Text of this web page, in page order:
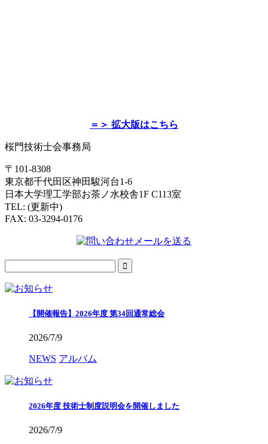
＝＞ 拡大版はこちら
桜門技術士会事務局
〒101-8308
東京都千代田区神田駿河台1-6
日本大学理工学部お茶ノ水校舎1F C113室
TEL: (更新中)
FAX: 03-3294-0176
【開催報告】2026年度 第34回通常総会
2026/7/9
NEWS アルバム
2026年度 技術士制度説明会を開催しました
2026/7/9